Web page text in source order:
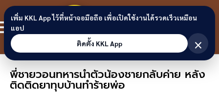
Skip to content
ขอนแก่น
ลิงก์
พี่ชายวอนทหารนำตัวน้องชายกลับค่าย หลัง
ติดติดยาทุบบ้านทำร้ายพ่อ
เพิ่ม KKL App ไว้ที่หน้าจอมือถือ เพื่อเปิดใช้งานได้รวดเร็วเหมือน
แอป
ติดตั้ง KKL App
×